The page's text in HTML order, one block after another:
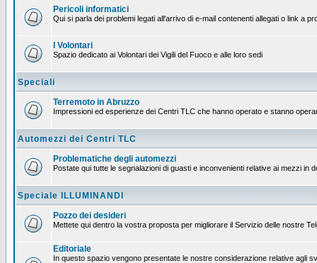
Pericoli informatici
Qui si parla dei problemi legati all'arrivo di e-mail contenenti allegati o link a
I Volontari
Spazio dedicato ai Volontari dei Vigili del Fuoco e alle loro sedi
Speciali
Terremoto in Abruzzo
Impressioni ed esperienze dei Centri TLC che hanno operato e stanno
Automezzi dei Centri TLC
Problematiche degli automezzi
Postate qui tutte le segnalazioni di guasti e inconvenienti relative ai mezzi in
Speciale ILLUMINANDI
Pozzo dei desideri
Mettete qui dentro la vostra proposta per migliorare il Servizio delle nostre
Editoriale
In questo spazio vengono presentate le nostre considerazione relative agli